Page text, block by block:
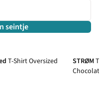
seintje
T-Shirt Oversized
STRØM